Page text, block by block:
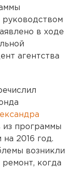
в ходе
агентства
из программы
2016 год.
возникли
когда